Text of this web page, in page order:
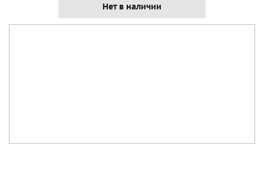
Нет в наличии